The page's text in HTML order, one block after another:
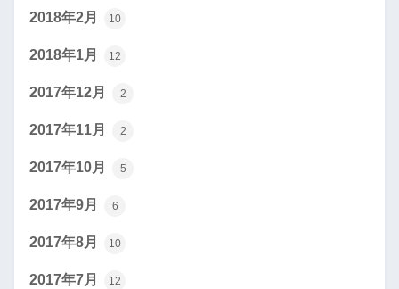
2018年2月 10
2018年1月 12
2017年12月 2
2017年11月 2
2017年10月 5
2017年9月 6
2017年8月 10
2017年7月 12